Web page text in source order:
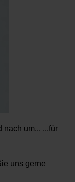
nach um... ...für
uns gerne